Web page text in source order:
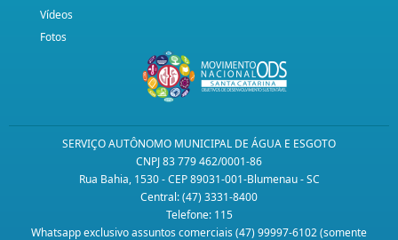
Vídeos
Fotos
SERVIÇO AUTÔNOMO MUNICIPAL DE ÁGUA E ESGOTO
CNPJ 83 779 462/0001-86
Rua Bahia, 1530 - CEP 89031-001-Blumenau - SC
Central: (47) 3331-8400
Telefone: 115
Whatsapp exclusivo assuntos comerciais (47) 99997-6102 (somente